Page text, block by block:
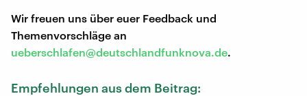
Wir freuen uns über euer Feedback und
Themenvorschläge an
ueberschlafen@deutschlandfunknova.de.
Empfehlungen aus dem Beitrag: